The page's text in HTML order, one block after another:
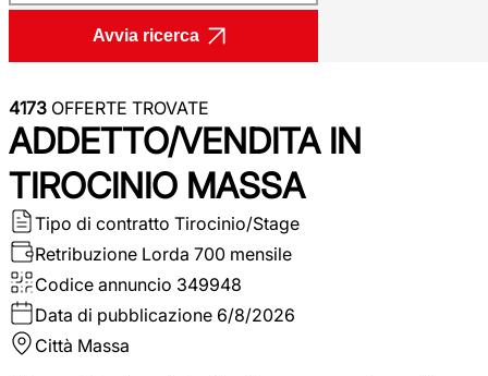
Avvia ricerca
4173 OFFERTE TROVATE
ADDETTO/VENDITA IN
TIROCINIO MASSA
Tipo di contratto Tirocinio/Stage
Retribuzione Lorda 700 mensile
Codice annuncio 349948
Data di pubblicazione 6/8/2026
Città Massa